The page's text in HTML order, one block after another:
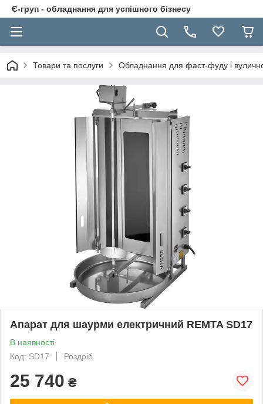
Є-груп - обладнання для успішного бізнесу
Товари та послуги Обладнання для фаст-фуду і
Апарат для шаурми електричний REMTA SD17
В наявності
Код: SD17
Роздріб
25 740 ₴